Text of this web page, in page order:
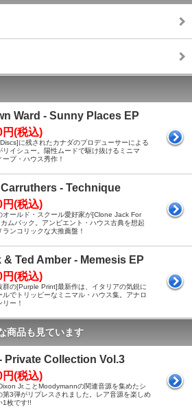
Ward - Sunny Places EP
円(税込)
に残されたカナダのプロデューサーによる
リイシュー。陽性ムードで駆け抜けるミニマ
ープ・ハウス秀作！
- Technique
円(税込)
オールド・スクール愛好家が[Clone Jack For
ムバック。アンビエント・ハウス古典を想起
ランコリックな大推薦盤！
& Ted Amber - Memesis EP
円(税込)
群の[Purple Print]最新作は、イタリアの気鋭に
ルでトリッピーなミニマル・ハウス集。アナロ
リー！
商品も見ています
Private Collection Vol.3
円(税込)
Jr.ことMoodymannの関連音源を集めたシ
第3弾がリプレスされました。レア音源を楽しめ
1枚です!!